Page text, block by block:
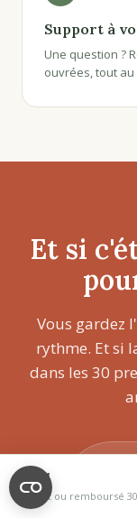
Support à
Une question ?
ouvrées, tout
Et si
Vous gardez
rythme. Et si
dans les 30
89€
Satisfait ou remboursé